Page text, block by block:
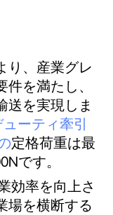
り、産業グレ
を満たし、
送を実現しま
ーティ牽引
定格荷重は最
です。
効率を向上さ
場を横断する